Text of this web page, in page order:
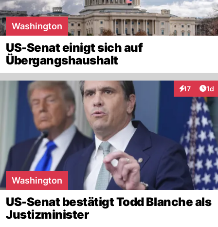
Washington
US-Senat einigt sich auf
Übergangshaushalt
17 1d
Washington
US-Senat bestätigt Todd Blanche als
Justizminister